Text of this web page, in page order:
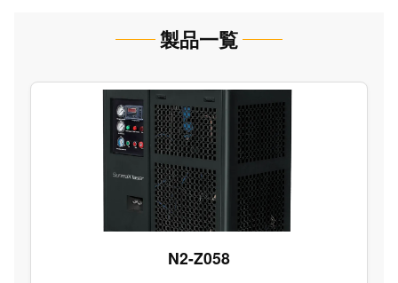
製品一覧
N2-Z058